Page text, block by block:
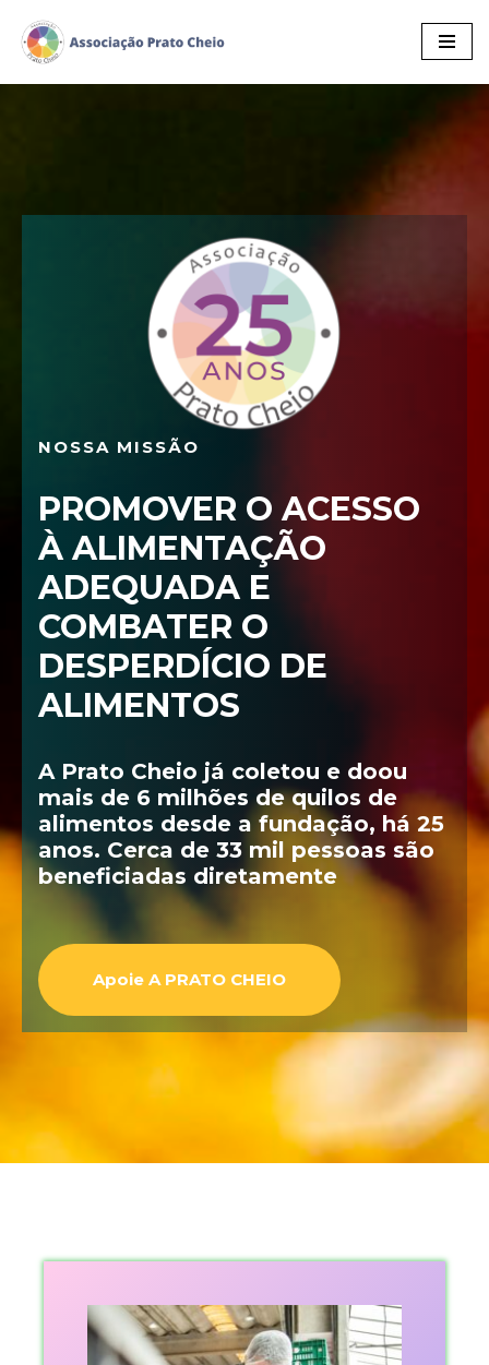
Pular
para
NOSSA MISSÃO
PROMOVER O ACESSO
À ALIMENTAÇÃO
ADEQUADA E
COMBATER O
DESPERDÍCIO DE
ALIMENTOS
A Prato Cheio já coletou e doou
mais de 6 milhões de quilos de
alimentos desde a fundação, há 25
anos. Cerca de 33 mil pessoas são
beneficiadas diretamente
Apoie A PRATO CHEIO